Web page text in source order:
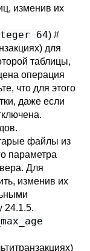
изменив их
64) #
для
таблицы,
операция
что для этого
даже если
файлы из
параметра
Для
изменив их
24.1.5.